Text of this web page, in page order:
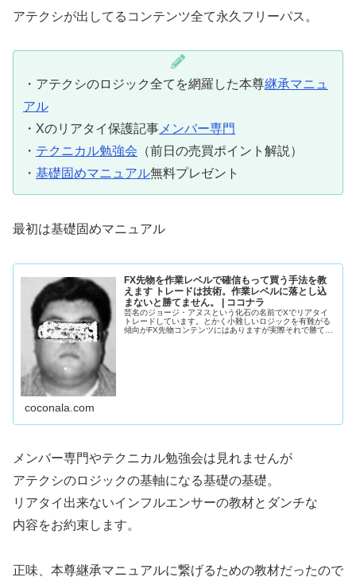
アテクシが出してるコンテンツ全て永久フリーパス。
・アテクシのロジック全てを網羅した本尊継承マニュ
アル
・Xのリアタイ保護記事メンバー専門
・ テクニカル勉強会 （前日の売買ポイント解説）
・ 基礎固めマニュアル無料プレゼント
最初は基礎固めマニュアル
FX先物を作業レベルで確信もって買う手法を教
えます トレードは技術。作業レベルに落とし込
まないと勝てません。 | ココナラ
芸名のジョージ・アヌスという化石の名前でXでリアタイ
トレードしています。とかく小難しいロジックを有難がる
傾向がFX先物コンテンツにはありますが実際それで勝てて
coconala.com
メンバー専門やテクニカル勉強会は見れませんが
アテクシのロジックの基軸になる基礎の基礎。
リアタイ出来ないインフルエンサーの教材とダンチな
内容をお約束します。
正味、本尊継承マニュアルに繋げるための教材だったので